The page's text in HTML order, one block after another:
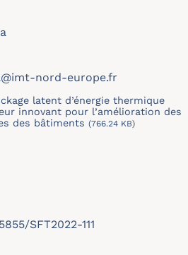
nord-europe.fr
latent d’énergie thermique
innovant pour l’amélioration des
des bâtiments (766.24 KB)
SFT2022-111